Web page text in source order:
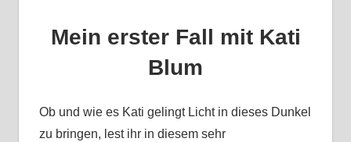
Mein erster Fall mit Kati
Blum
Ob und wie es Kati gelingt Licht in dieses Dunkel
zu bringen, lest ihr in diesem sehr